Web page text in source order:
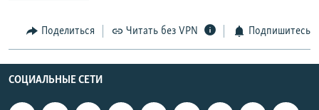
Поделиться Читать без VPN Подпишитесь
СОЦИАЛЬНЫЕ СЕТИ